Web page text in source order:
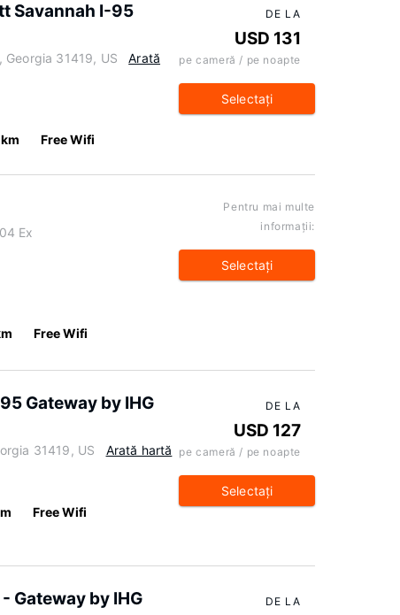
Savannah I-95
31419, US
Arată
Free Wifi
DE LA
USD 131
pe cameră / pe noapte
Selectaţi
Ex
Free Wifi
Pentru mai multe
informaţii:
Selectaţi
Gateway by IHG
31419, US Arată hartă
Free Wifi
DE LA
USD 127
pe cameră / pe noapte
Selectaţi
Gateway by IHG DE LA